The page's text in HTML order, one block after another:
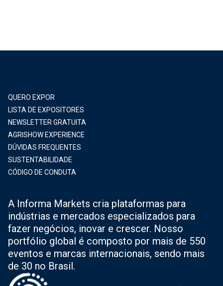
QUERO EXPOR
LISTA DE EXPOSITORES
NEWSLETTER GRATUITA
AGRISHOW EXPERIENCE
DÚVIDAS FREQUENTES
SUSTENTABILIDADE
CÓDIGO DE CONDUTA
A Informa Markets cria plataformas para
indústrias e mercados especializados para
fazer negócios, inovar e crescer. Nosso
portfólio global é composto por mais de 550
eventos e marcas internacionais, sendo mais
de 30 no Brasil.